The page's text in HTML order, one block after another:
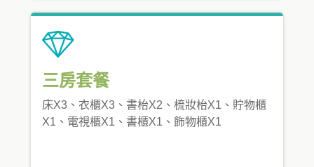
三房套餐
床X3、衣櫃X3、書枱X2、梳妝枱X1、貯物櫃
X1、電視櫃X1、書櫃X1、飾物櫃X1